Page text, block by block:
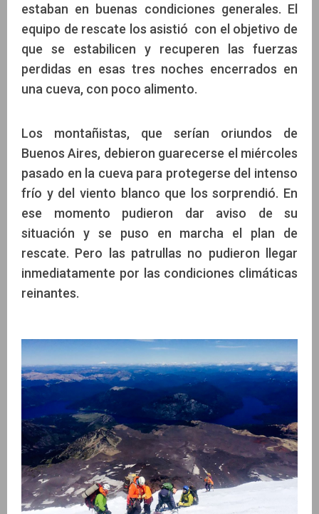
estaban en buenas condiciones generales. El
equipo de rescate los asistió con el objetivo de
que se estabilicen y recuperen las fuerzas
perdidas en esas tres noches encerrados en
una cueva, con poco alimento.
Los montañistas, que serían oriundos de
Buenos Aires, debieron guarecerse el miércoles
pasado en la cueva para protegerse del intenso
frío y del viento blanco que los sorprendió. En
ese momento pudieron dar aviso de su
situación y se puso en marcha el plan de
rescate. Pero las patrullas no pudieron llegar
inmediatamente por las condiciones climáticas
reinantes.